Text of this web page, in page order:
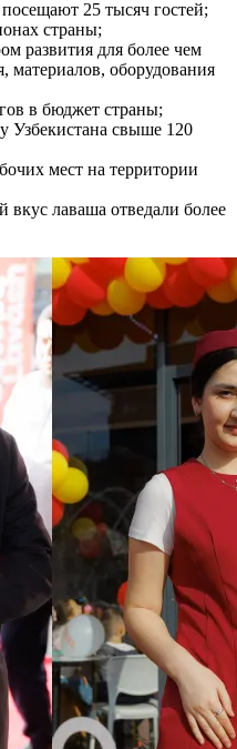
25 тысяч гостей;
страны;
развития для более чем
оборудования
в бюджет страны;
Узбекистана свыше 120
мест на территории
лаваша отведали более